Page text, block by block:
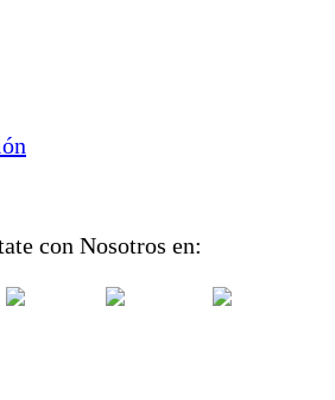
con Nosotros en: